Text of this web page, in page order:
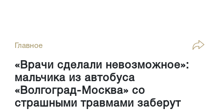
Главное
«Врачи сделали невозможное»:
мальчика из автобуса
«Волгоград-Москва» со
страшными травмами заберут